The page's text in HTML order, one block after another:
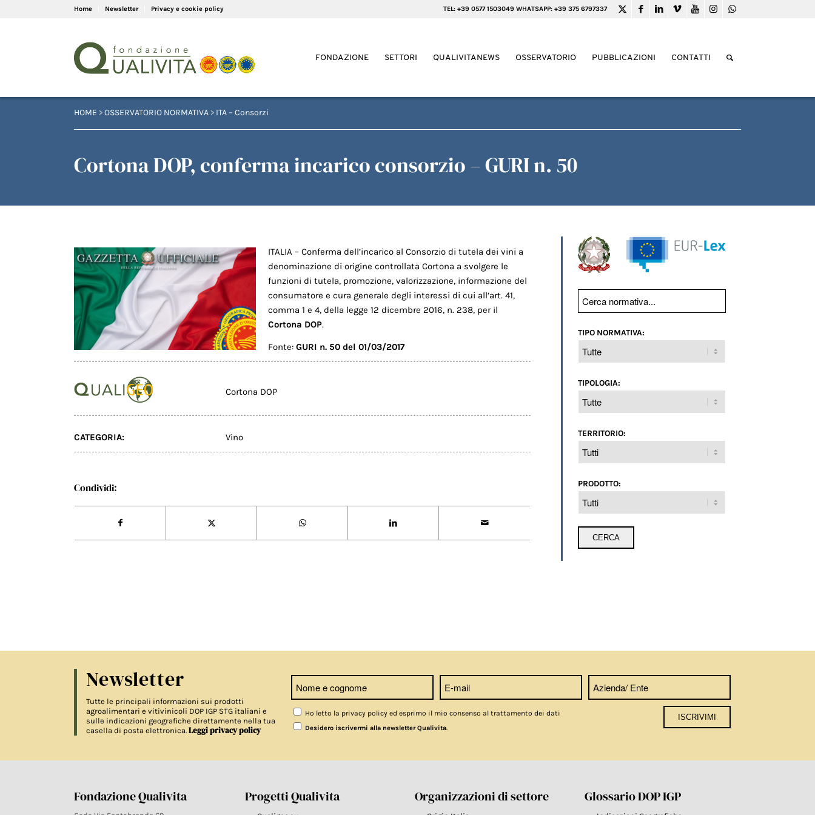
Home Newsletter Privacy e cookie policy TEL: +39 0577 1503049 WHATSAPP: +39 375 6797337
FONDAZIONE SETTORI QUALIVITANEWS OSSERVATORIO PUBBLICAZIONI CONTATTI
HOME >OSSERVATORIO NORMATIVA > ITA – Consorzi
Cortona DOP, conferma incarico consorzio – GURI n. 50
ITALIA – Conferma dell’incarico al Consorzio di tutela dei vini a
denominazione di origine controllata Cortona a svolgere le
funzioni di tutela, promozione, valorizzazione, informazione del
consumatore e cura generale degli interessi di cui all’art. 41,
comma 1 e 4, della legge 12 dicembre 2016, n. 238, per il
Cortona DOP.
Fonte: GURI n. 50 del 01/03/2017
Cortona DOP
CATEGORIA: Vino
Condividi:
TIPO NORMATIVA:
TIPOLOGIA:
TERRITORIO:
PRODOTTO:
Newsletter
Tutte le principali informazioni sui prodotti
agroalimentari e vitivinicoli DOP IGP STG italiani e
sulle indicazioni geografiche direttamente nella tua
casella di posta elettronica. Leggi privacy policy
Ho letto la privacy policy ed esprimo il mio consenso al trattamento dei dati
Desidero iscrivermi alla newsletter Qualivita.
Fondazione Qualivita Progetti Qualivita Organizzazioni di settore Glossario DOP IGP